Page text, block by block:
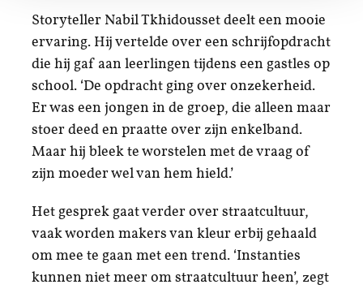
Storyteller Nabil Tkhidousset deelt een mooie
ervaring. Hij vertelde over een schrijfopdracht
die hij gaf aan leerlingen tijdens een gastles op
school. ‘De opdracht ging over onzekerheid.
Er was een jongen in de groep, die alleen maar
stoer deed en praatte over zijn enkelband.
Maar hij bleek te worstelen met de vraag of
zijn moeder wel van hem hield.’
Het gesprek gaat verder over straatcultuur,
vaak worden makers van kleur erbij gehaald
om mee te gaan met een trend. ‘Instanties
kunnen niet meer om straatcultuur heen’, zegt